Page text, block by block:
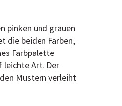
pinken und grauen
die beiden Farben,
Farbpalette
leichte Art. Der
Mustern verleiht